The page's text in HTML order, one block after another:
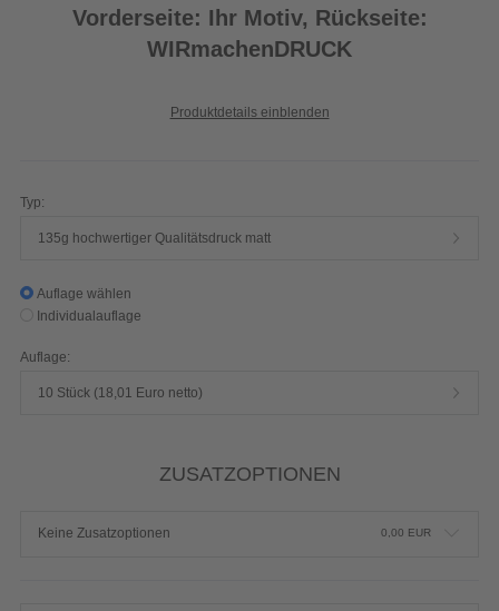
Vorderseite: Ihr Motiv, Rückseite:
WIRmachenDRUCK
Produktdetails einblenden
Typ:
135g hochwertiger Qualitätsdruck matt
Auflage wählen
Individualauflage
Auflage:
10 Stück (18,01 Euro netto)
ZUSATZOPTIONEN
Keine Zusatzoptionen 0,00 EUR